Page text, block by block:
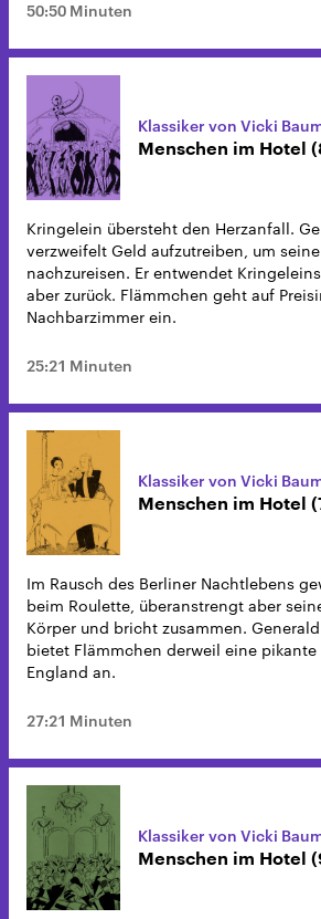
50:50 Minuten
Klassiker von Vicki
Menschen im Hotel
Kringelein übersteht den Herzanfall.
verzweifelt Geld aufzutreiben, um
nachzureisen. Er entwendet
aber zurück. Flämmchen geht auf
Nachbarzimmer ein.
25:21 Minuten
Klassiker von Vicki
Menschen im Hotel
Im Rausch des Berliner Nachtlebens
beim Roulette, überanstrengt aber
Körper und bricht zusammen.
bietet Flämmchen derweil eine
England an.
27:21 Minuten
Klassiker von Vicki
Menschen im Hotel